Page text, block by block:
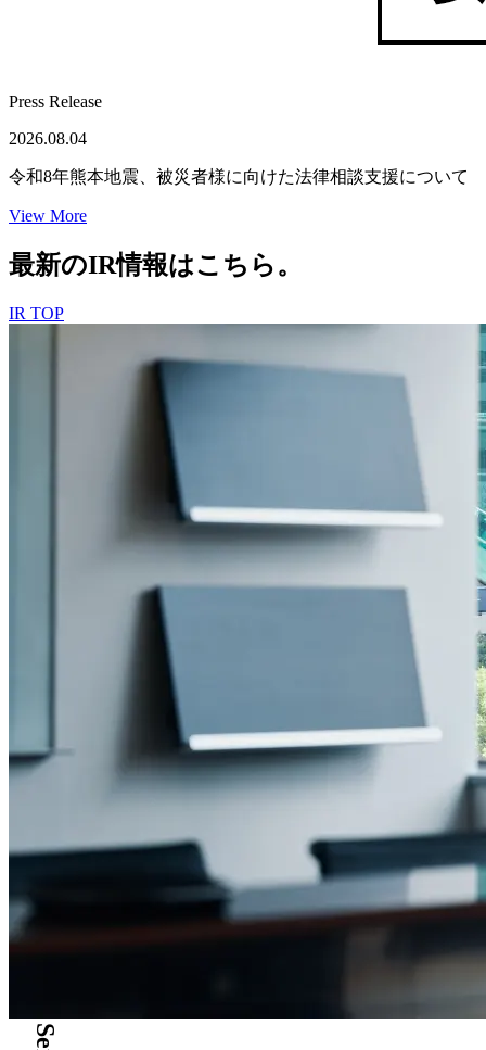
Press Release
2026.08.04
令和8年熊本地震、被災者様に向けた法律相談支援について
View More
最新のIR情報はこちら。
IR TOP